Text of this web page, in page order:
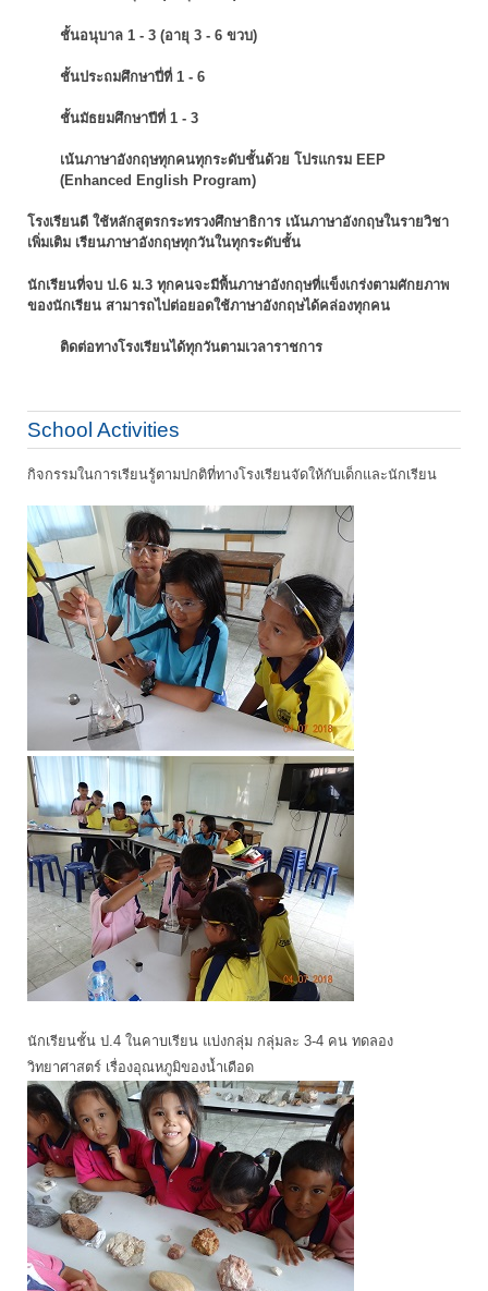
ชั้นอนุบาล 1 - 3 (อายุ 3 - 6 ขวบ)
ชั้นประถมศึกษาปี่ที่ 1 - 6
ชั้นมัธยมศึกษาปีที่ 1 - 3
เน้นภาษาอังกฤษทุกคนทุกระดับชั้นด้วย โปรแกรม EEP
(Enhanced English Program)
โรงเรียนดี ใช้หลักสูตรกระทรวงศึกษาธิการ เน้นภาษาอังกฤษในรายวิชา
เพิ่มเติม เรียนภาษาอังกฤษทุกวันในทุกระดับชั้น
นักเรียนที่จบ ป.6 ม.3 ทุกคนจะมีพื้นภาษาอังกฤษที่แข็งเกร่งตามศักยภาพ
ของนักเรียน สามารถไปต่อยอดใช้ภาษาอังกฤษได้คล่องทุกคน
ติดต่อทางโรงเรียนได้ทุกวันตามเวลาราชการ
School Activities
กิจกรรมในการเรียนรู้ตามปกติที่ทางโรงเรียนจัดให้กับเด็กและนักเรียน
นักเรียนชั้น ป.4 ในคาบเรียน แบ่งกลุ่ม กลุ่มละ 3-4 คน ทดลอง
วิทยาศาสตร์ เรื่องอุณหภูมิของน้ำเดือด